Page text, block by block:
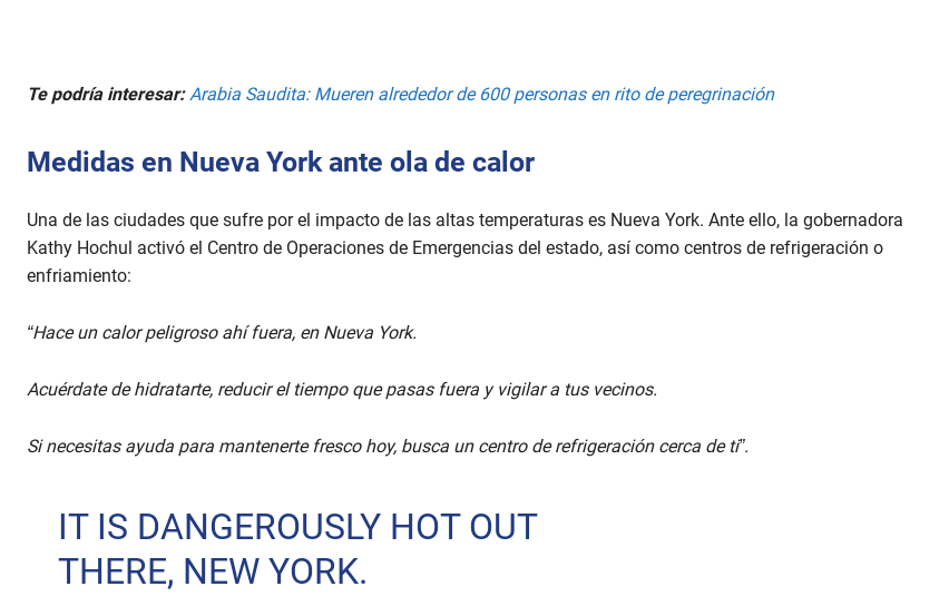
Te podría interesar:Arabia Saudita: Mueren alrededor de 600 personas en rito de peregrinación
Medidas en Nueva York ante ola de calor
Una de las ciudades que sufre por el impacto de las altas temperaturas es Nueva York. Ante ello, la gobernadora
Kathy Hochul activó el Centro de Operaciones de Emergencias del estado, así como centros de refrigeración o
enfriamiento:
“Hace un calor peligroso ahí fuera, en Nueva York.
Acuérdate de hidratarte, reducir el tiempo que pasas fuera y vigilar a tus vecinos.
Si necesitas ayuda para mantenerte fresco hoy, busca un centro de refrigeración cerca de ti”.
IT IS DANGEROUSLY HOT OUT
THERE, NEW YORK.